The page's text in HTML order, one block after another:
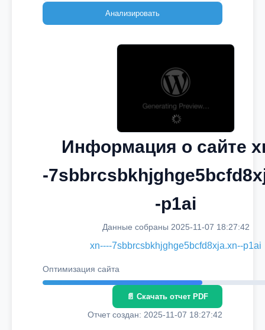
Анализировать
Информация о сайте
-
-p1ai
Данные собраны 2025-11-07 18:27:42
xn----7sbbrcsbkhjghge5bcfd8xja.xn--p1ai
Оптимизация сайта
📄 Скачать отчет PDF
Отчет создан: 2025-11-07 18:27:42